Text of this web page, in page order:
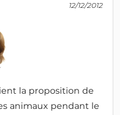
12/12/2012
la proposition de
animaux pendant le